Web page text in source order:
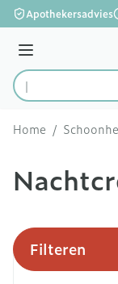
Ga naar de inhoud
Apothekersadvies
Menu
Product, merk,
Home /
Filteren